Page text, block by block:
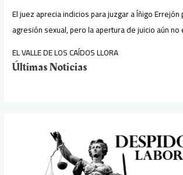
El juez aprecia indicios para juzgar a Íñigo
agresión sexual, pero la apertura de juicio aún
EL VALLE DE LOS CAÍDOS LLORA
Últimas Noticias